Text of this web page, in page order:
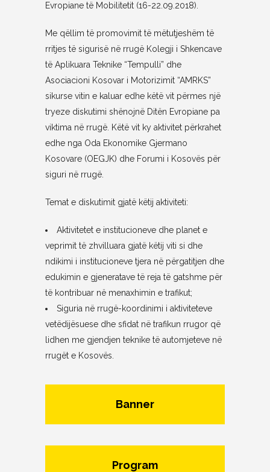
Evropiane të Mobilitetit (16-22.09.2018).
Me qëllim të promovimit të mëtutjeshëm të
rritjes të sigurisë në rrugë Kolegji i Shkencave
të Aplikuara Teknike “Tempulli” dhe
Asociacioni Kosovar i Motorizimit “AMRKS”
sikurse vitin e kaluar edhe këtë vit përmes një
tryeze diskutimi shënojnë Ditën Evropiane pa
viktima në rrugë. Këtë vit ky aktivitet përkrahet
edhe nga Oda Ekonomike Gjermano
Kosovare (OEGJK) dhe Forumi i Kosovës për
siguri në rrugë.
Temat e diskutimit gjatë këtij aktiviteti:
Aktivitetet e institucioneve dhe planet e
veprimit të zhvilluara gjatë këtij viti si dhe
ndikimi i institucioneve tjera në përgatitjen dhe
edukimin e gjeneratave të reja të gatshme për
të kontribuar në menaxhimin e trafikut;
Siguria në rrugë-koordinimi i aktiviteteve
vetëdijësuese dhe sfidat në trafikun rrugor që
lidhen me gjendjen teknike të automjeteve në
rrugët e Kosovës.
Banner
Program